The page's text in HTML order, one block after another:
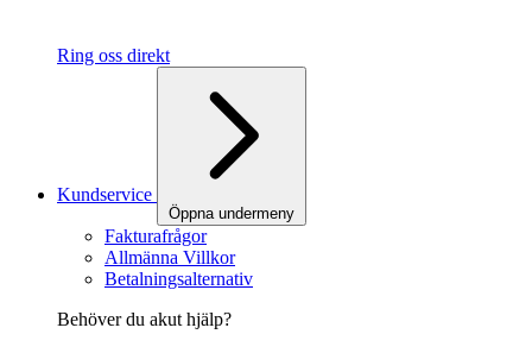
Ring oss direkt
Kundservice
Öppna undermeny
Fakturafrågor
Allmänna Villkor
Betalningsalternativ
Behöver du akut hjälp?